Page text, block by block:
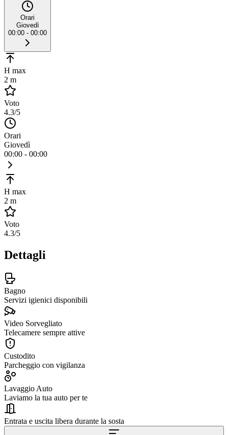
Orari
Giovedì
00:00 - 00:00
H max
2 m
Voto
4.3/5
Orari
Giovedì
00:00 - 00:00
H max
2 m
Voto
4.3/5
Dettagli
Bagno
Servizi igienici disponibili
Video Sorvegliato
Telecamere sempre attive
Custodito
Parcheggio con vigilanza
Lavaggio Auto
Laviamo la tua auto per te
Entrata e uscita libera durante la sosta